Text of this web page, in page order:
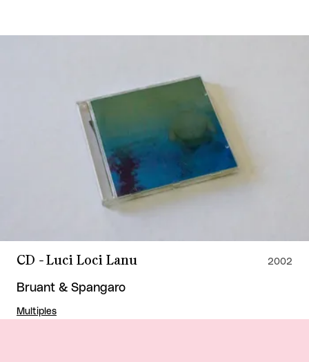
CD - Luci Loci Lanu
Bruant & Spangaro
Multiples
2002